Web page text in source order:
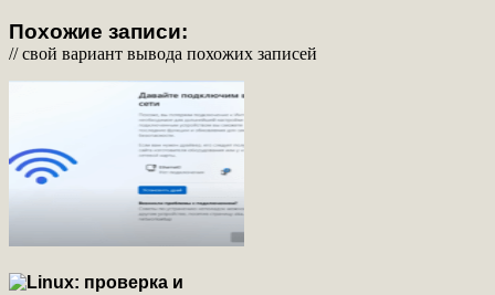
Похожие записи:
// свой вариант вывода похожих записей